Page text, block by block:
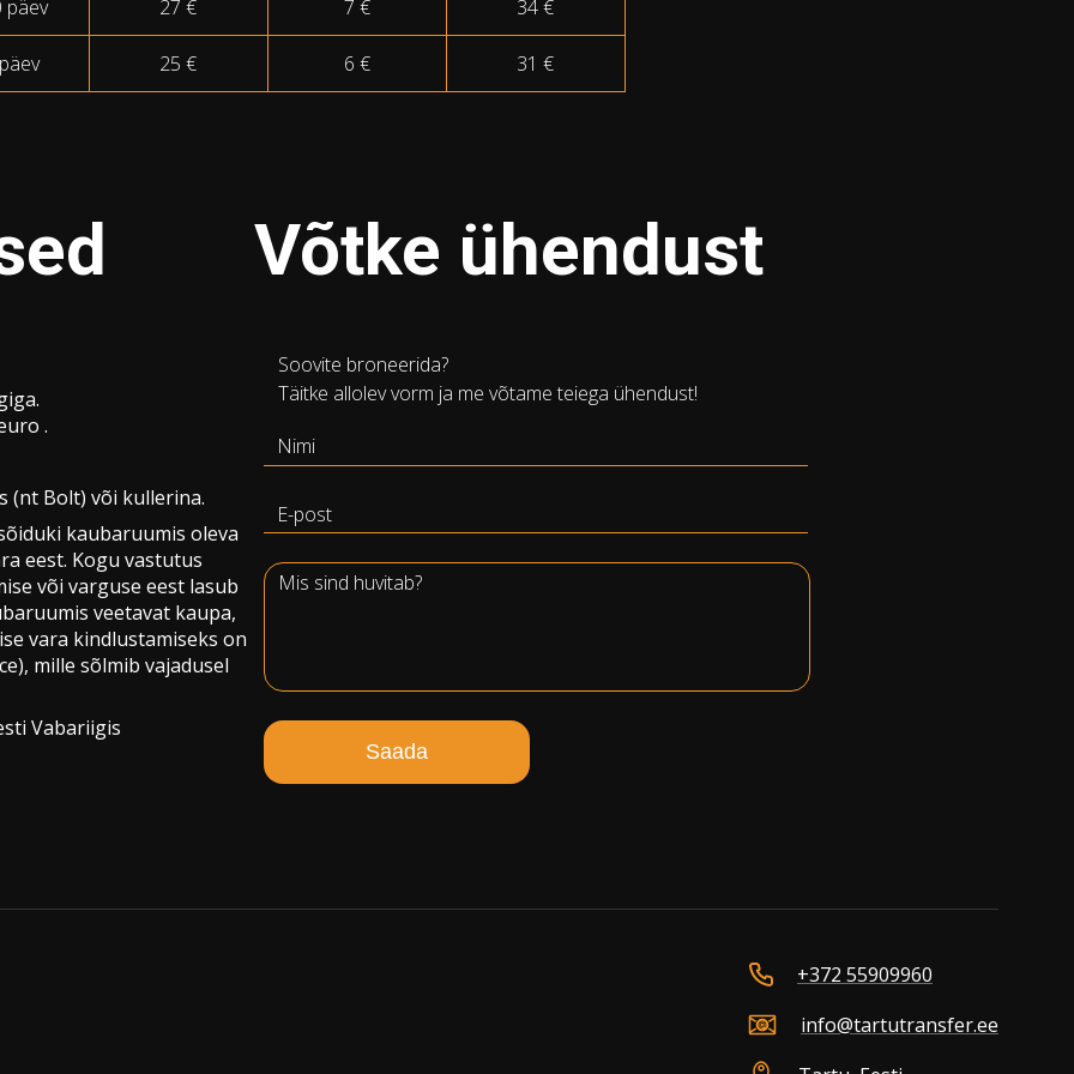
päev 27 € 7 € 34 €
25 € 6 € 31 €
.
(nt Bolt) või kullerina.
kaubaruumis oleva
eest. Kogu vastutus
või varguse eest lasub
veetavat kaupa,
vara kindlustamiseks on
mille sõlmib vajadusel
Vabariigis
Võtke ühendust
Soovite broneerida?
Täitke allolev vorm ja me võtame teiega ühendust!
Saada
+372 55909960
info@tartutransfer.ee